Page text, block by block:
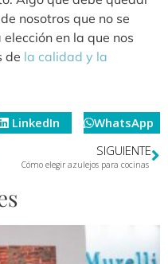
nosotros que no se
en la que nos
de la calidad y la
LinkedIn
WhatsApp
SIGUIENTE
Cómo elegir azulejos para cocinas